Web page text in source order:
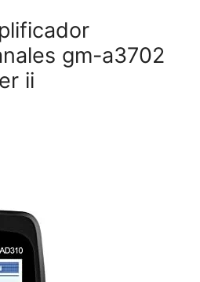
gm-a3702
ii